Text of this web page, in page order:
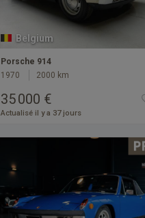
Belgium
Porsche 914
1970
2000 km
35 000 €
Actualisé il y a 37 jours